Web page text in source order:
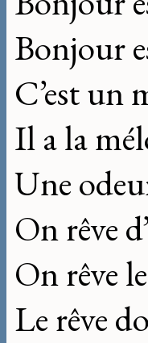
Bonjour
C’est un
Il a la
Une
On rêve
On rêve
Le rêve